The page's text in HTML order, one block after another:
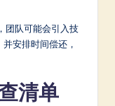
团队可能会引入技
安排时间偿还，
清单